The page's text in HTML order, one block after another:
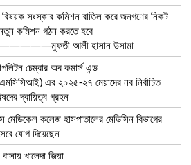
বিষয়ক সংস্কার কমিশন বাতিল করে জনগণের নিকট
কমিশন গঠন করতে হবে
আলী হাসান উসামা
চেম্বার অব কমার্স এন্ড
এর ২০২৫-২৭ মেয়াদের নব নির্বাচিত
দ্বায়িত্ব গ্রহন
মেডিকেল কলেজ হাসপাতালের মেডিসিন বিভাগের
যোগ দিয়েছেন
খালেদা জিয়া